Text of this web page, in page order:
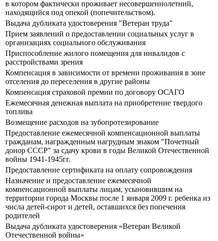
в котором фактически проживает несовершеннолетний,
находящийся под опекой (попечительством).
Выдача дубликата удостоверения "Ветеран труда"
Прием заявлений о предоставлении социальных услуг в
организациях социального обслуживания
Приспособление жилого помещения для инвалидов с
расстройствами зрения
Компенсация в зависимости от времени проживания в зоне
отселения до переселения в другие районы
Компенсация страховой премии по договору ОСАГО
Ежемесячная денежная выплата на приобретение твердого
топлива
Возмещение расходов на зубопротезирование
Предоставление ежемесячной компенсационной выплаты
гражданам, награжденным нагрудным знаком "Почетный
донор СССР" за сдачу крови в годы Великой Отечественной
войны 1941-1945гг.
Предоставление сертификата на оплату сопровождения
Назначение и предоставление ежемесячной
компенсационной выплаты лицам, усыновившим на
территории города Москвы после 1 января 2009 г. ребенка из
числа детей-сирот и детей, оставшихся без попечения
родителей
Выдача дубликата удостоверения «Ветеран Великой
Отечественной войны»